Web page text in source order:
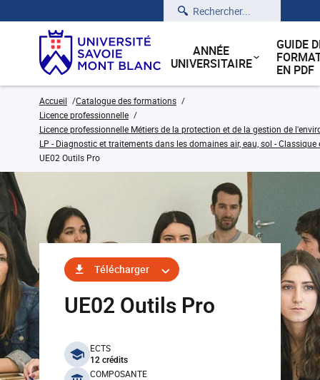
Rechercher
ANNÉE
UNIVERSITAIRE
GUIDE
EN PDF
Accueil
Catalogue des formations
Licence professionnelle
Licence professionnelle Métiers de la protection et de la gestion de
LP - Diagnostic et traitements dans les domaines air, eau, sol - Classique
UE02 Outils Pro
Télécharger
UE02 Outils Pro
benefits
ECTS
12 crédits
COMPOSANTE